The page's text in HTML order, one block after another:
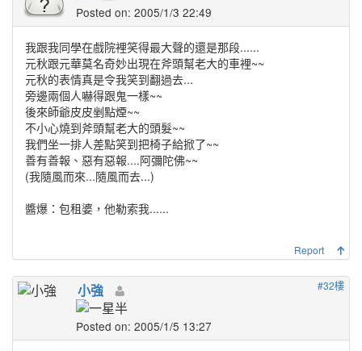
Posted on: 2005/1/3 22:49
我跟我同學在戲院裡笑得最大聲的還是那段......
元秋跟元華莫名奇妙出現在斧頭幫老大的車裡~~
元秋的表情真是令我笑到翻過去...
旁邊兩個人嚇得跟鬼一樣~~
後來師爺皮皮剉點煙~~
不小心燒到斧頭幫老大的頭髮~~
我們坐一排人差點笑到把椅子給掀了~~
善有善報、惡有惡報....阿彌陀佛~~
(我隨風而來...隨風而去...)
醬爆：包租婆，他勒索我......
Report
#32樓
小強
Posted on: 2005/1/5 13:27